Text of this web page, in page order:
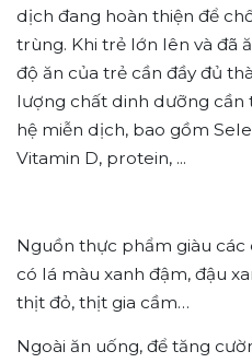
dịch đang hoàn thiện để
trùng. Khi trẻ lớn lên và đã
độ ăn của trẻ cần đầy đủ
lượng chất dinh dưỡng cần
hệ miễn dịch, bao gồm
Vitamin D, protein, ...
Nguồn thực phẩm giàu
có lá màu xanh đậm, đậu
thịt đỏ, thịt gia cầm…
Ngoài ăn uống, để tăng